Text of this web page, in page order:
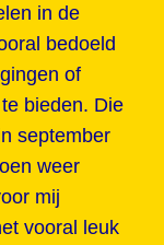
in de
bedoeld
of
bieden. Die
september
weer
mij
vooral leuk